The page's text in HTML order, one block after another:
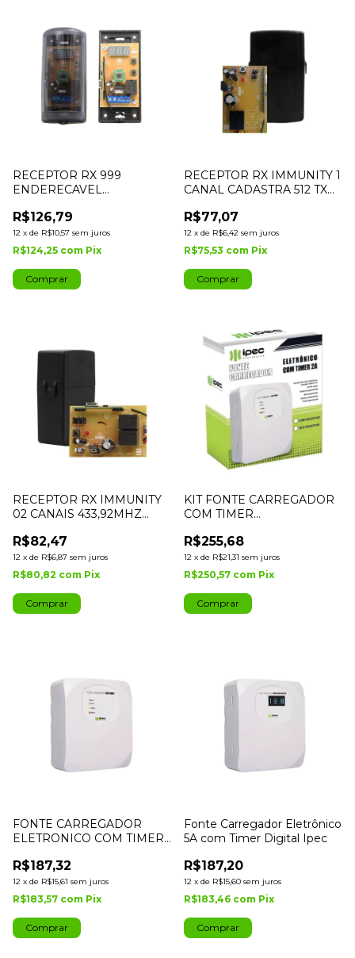
RECEPTOR RX 999
ENDERECAVEL
R$126,79
12 x de R$10,57 sem juros
R$124,25 com Pix
RECEPTOR RX IMMUNITY 1
CANAL CADASTRA 512 TX
R$77,07
12 x de R$6,42 sem juros
R$75,53 com Pix
RECEPTOR RX IMMUNITY
02 CANAIS 433,92MHZ
R$82,47
12 x de R$6,87 sem juros
R$80,82 com Pix
KIT FONTE CARREGADOR
COM TIMER
PRETO 433MHZ
R$255,68
12 x de R$21,31 sem juros
R$250,57 com Pix
FONTE CARREGADOR
ELETRONICO COM TIMER
R$187,32
12 x de R$15,61 sem juros
R$183,57 com Pix
Fonte Carregador Eletrônico
5A com Timer Digital Ipec
R$187,20
12 x de R$15,60 sem juros
R$183,46 com Pix